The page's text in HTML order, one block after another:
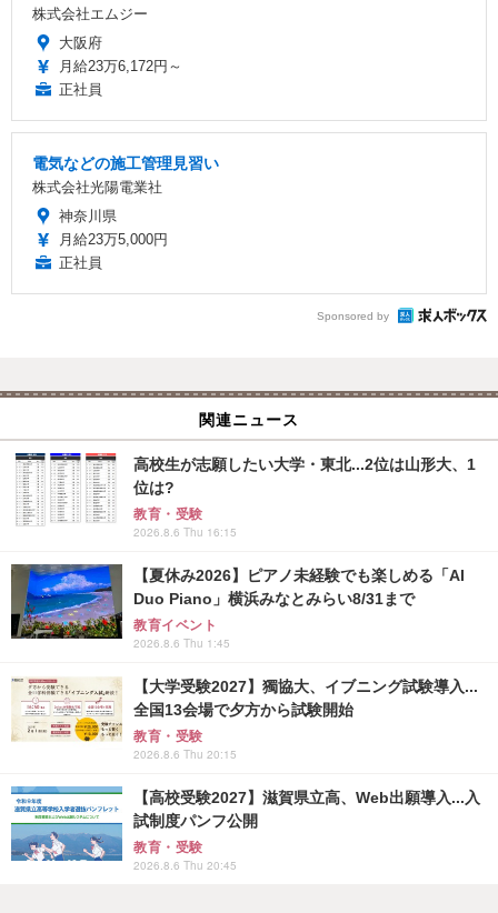
株式会社エムジー
大阪府
月給23万6,172円～
正社員
電気などの施工管理見習い
株式会社光陽電業社
神奈川県
月給23万5,000円
正社員
Sponsored by
関連ニュース
高校生が志願したい大学・東北...2位は山形大、1
位は?
教育・受験
2026.8.6 Thu 16:15
【夏休み2026】ピアノ未経験でも楽しめる「AI
Duo Piano」横浜みなとみらい8/31まで
教育イベント
2026.8.6 Thu 1:45
【大学受験2027】獨協大、イブニング試験導入...
全国13会場で夕方から試験開始
教育・受験
2026.8.6 Thu 20:15
【高校受験2027】滋賀県立高、Web出願導入...入
試制度パンフ公開
教育・受験
2026.8.6 Thu 20:45